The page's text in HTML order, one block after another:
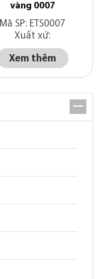
vàng 0007
Mã SP: ETS0007
Xuất xứ:
Xem thêm